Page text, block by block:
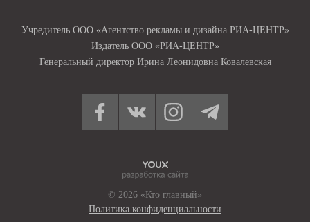
Учредитель ООО «Агентство рекламы и дизайна РИА-ЦЕНТР»
Издатель ООО «РИА-ЦЕНТР»
Генеральный директор Ирина Леонидовна Ковалевская
© 2026 «Кто главный»
Политика конфиденциальности